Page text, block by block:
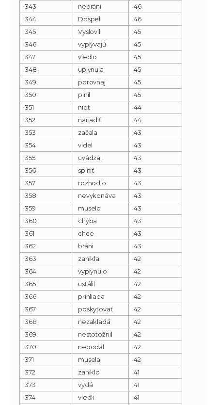
343
nebráni
46
344
Dospel
46
345
Vyslovil
45
346
vyplývajú
45
347
viedlo
45
348
uplynula
45
349
porovnaj
45
350
plnil
45
351
niet
44
352
nariadiť
44
353
začala
43
354
videl
43
355
uvádzal
43
356
splniť
43
357
rozhodlo
43
358
nevykonáva
43
359
muselo
43
360
chýba
43
361
chce
43
362
bráni
43
363
zanikla
42
364
vyplynulo
42
365
ustálil
42
366
prihliada
42
367
poskytovať
42
368
nezakladá
42
369
nestotožnil
42
370
nepodal
42
371
musela
42
372
zaniklo
41
373
vydá
41
374
viedli
41